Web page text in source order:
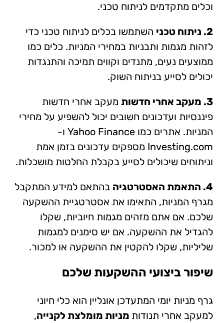
וכלים מתקדמים לניתוח טכני.
2. ניתוח טכני
השתמשו בכלים לניתוח טכני כדי
לזהות מגמות ותבניות במחירי המניות. כלים כמו
ממוצעים נעים, מתנדים וקווים תמיכה והתנגדות
יכולים לסייע בניתוח השוק.
3. מעקב אחרי חדשות
מעקב אחרי חדשות
פיננסיות ועדכונים חשובים יכול להשפיע על מחירי
המניות. אתרים כמו Yahoo Finance ו-
Investing.com מספקים עדכונים בזמן אמת
וניתוחים שיכולים לסייע בקבלת החלטות מושכלות.
4. התאמת האסטרטגיה
בהתאם למידע המתקבל
מגרף המניות, התאימו את אסטרטגיית ההשקעה
שלכם. אם אתם מזהים מגמות חיוביות, שקלו
להגדיל את ההשקעה. אם יש סימנים למגמות
שליליות, שקלו להקטין את ההשקעה או למכור.
שיפור ביצועי ההשקעות שלכם
גרף מניות יומי המתעדכן אונליין הוא כלי חיוני
למעקב אחרי תנודות מניות מומלצת לקנייה,